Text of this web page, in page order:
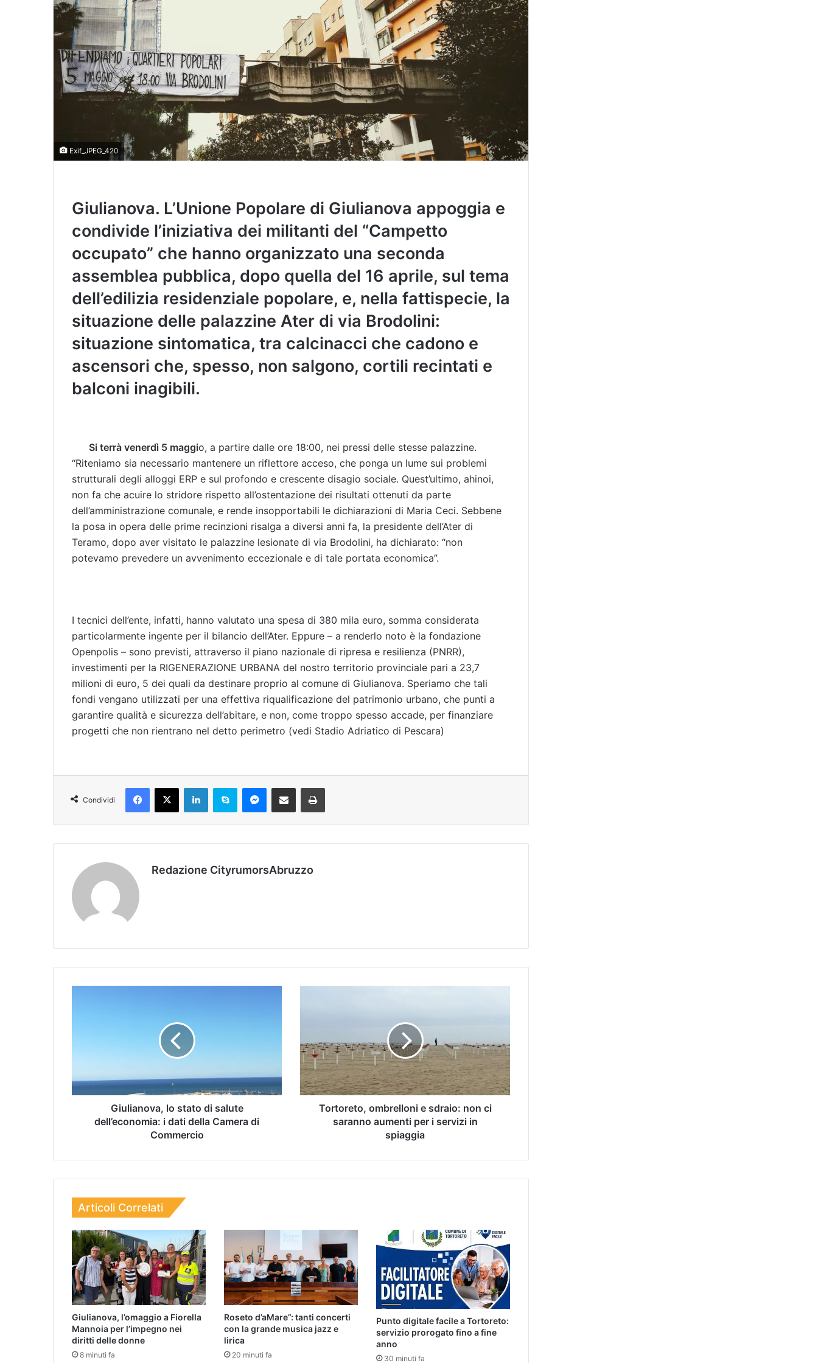
Exif_JPEG_420
Giulianova. L’Unione Popolare di Giulianova appoggia e
condivide l’iniziativa dei militanti del “Campetto
occupato” che hanno organizzato una seconda
assemblea pubblica, dopo quella del 16 aprile, sul tema
dell’edilizia residenziale popolare, e, nella fattispecie, la
situazione delle palazzine Ater di via Brodolini:
situazione sintomatica, tra calcinacci che cadono e
ascensori che, spesso, non salgono, cortili recintati e
balconi inagibili.
Si terrà venerdì 5 maggio, a partire dalle ore 18:00, nei pressi delle stesse palazzine.
“Riteniamo sia necessario mantenere un riflettore acceso, che ponga un lume sui problemi
strutturali degli alloggi ERP e sul profondo e crescente disagio sociale. Quest’ultimo, ahinoi,
non fa che acuire lo stridore rispetto all’ostentazione dei risultati ottenuti da parte
dell’amministrazione comunale, e rende insopportabili le dichiarazioni di Maria Ceci. Sebbene
la posa in opera delle prime recinzioni risalga a diversi anni fa, la presidente dell’Ater di
Teramo, dopo aver visitato le palazzine lesionate di via Brodolini, ha dichiarato: “non
potevamo prevedere un avvenimento eccezionale e di tale portata economica”.
I tecnici dell’ente, infatti, hanno valutato una spesa di 380 mila euro, somma considerata
particolarmente ingente per il bilancio dell’Ater. Eppure – a renderlo noto è la fondazione
Openpolis – sono previsti, attraverso il piano nazionale di ripresa e resilienza (PNRR),
investimenti per la RIGENERAZIONE URBANA del nostro territorio provinciale pari a 23,7
milioni di euro, 5 dei quali da destinare proprio al comune di Giulianova. Speriamo che tali
fondi vengano utilizzati per una effettiva riqualificazione del patrimonio urbano, che punti a
garantire qualità e sicurezza dell’abitare, e non, come troppo spesso accade, per finanziare
progetti che non rientrano nel detto perimetro (vedi Stadio Adriatico di Pescara)
Condividi
Redazione CityrumorsAbruzzo
Giulianova, lo stato di salute
dell’economia: i dati della Camera di
Commercio
Tortoreto, ombrelloni e sdraio: non ci
saranno aumenti per i servizi in
spiaggia
Articoli Correlati
Giulianova, l’omaggio a Fiorella
Mannoia per l’impegno nei
diritti delle donne
8 minuti fa
Roseto d’aMare”: tanti concerti
con la grande musica jazz e
lirica
20 minuti fa
Punto digitale facile a Tortoreto:
servizio prorogato fino a fine
anno
30 minuti fa